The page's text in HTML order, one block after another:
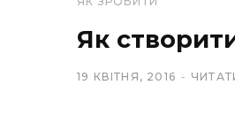
Як
19 КВІТНЯ, 2016